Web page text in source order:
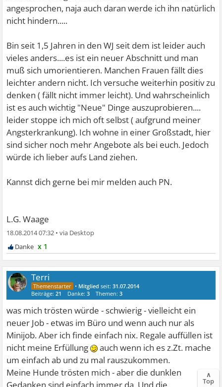
angesprochen, naja auch daran werde ich ihn natürlich
nicht hindern.....
Bin seit 1,5 Jahren in den WJ seit dem ist leider auch
vieles anders....es ist ein neuer Abschnitt und man
muß sich umorientieren. Manchen Frauen fällt dies
leichter andern nicht. Ich versuche weiterhin positiv zu
denken ( fällt nicht immer leicht). Und wahrscheinlich
ist es auch wichtig "Neue" Dinge auszuprobieren....
leider stoppe ich mich oft selbst ( aufgrund meiner
Angsterkrankung). Ich wohne in einer Großstadt, hier
sind sicher noch mehr Angebote als bei euch. Jedoch
würde ich lieber aufs Land ziehen.
Kannst dich gerne bei mir melden auch PN.
L.G. Waage
18.08.2014 07:32 •
x 1
Terri
• Mitglied seit:31.07.2014
Beiträge:21 Danke:3 Themen:3
was mich trösten würde - schwierig - vielleicht ein
neuer Job - etwas im Büro und wenn auch nur als
Minijob. Aber ich finde einfach nix. Regale auffüllen ist
nicht meine Erfüllung
auch wenn ich es z.Zt. mache
um einfach ab und zu mal rauszukommen.
Meine Hunde trösten mich - aber die dunklen
∧
Top